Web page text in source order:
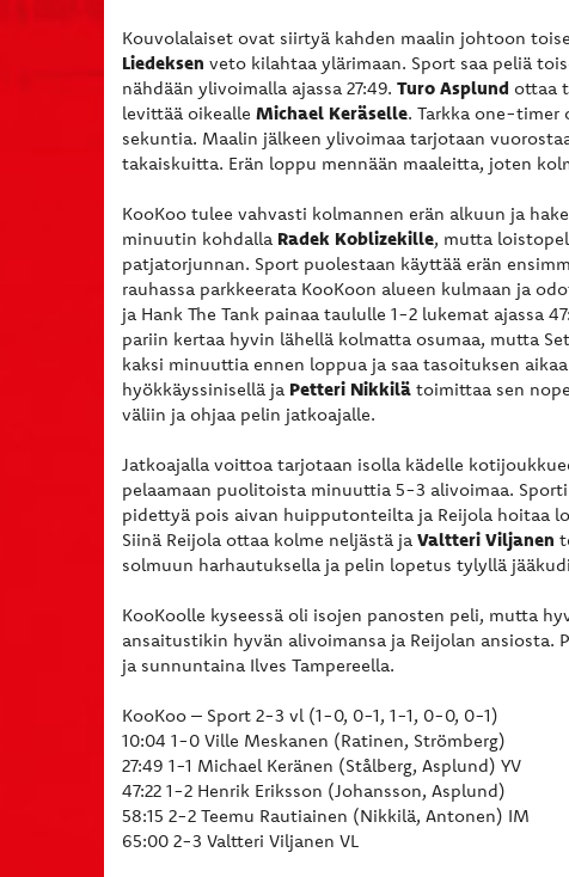
Kouvolalaiset ovat siirtyä kahden maalin johtoon
Liedeksen veto kilahtaa ylärimaan. Sport saa peliä
nähdään ylivoimalla ajassa 27:49. Turo Asplund ottaa
levittää oikealle Michael Keräselle. Tarkka one-timer
sekuntia. Maalin jälkeen ylivoimaa tarjotaan
takaiskuitta. Erän loppu mennään maaleitta, joten
KooKoo tulee vahvasti kolmannen erän alkuun ja
minuutin kohdalla Radek Koblizekille, mutta
patjatorjunnan. Sport puolestaan käyttää erän
rauhassa parkkeerata KooKoon alueen kulmaan ja
ja Hank The Tank painaa taululle 1-2 lukemat ajassa
pariin kertaa hyvin lähellä kolmatta osumaa, mutta
kaksi minuuttia ennen loppua ja saa tasoituksen
hyökkäyssinisellä ja Petteri Nikkilä toimittaa sen
väliin ja ohjaa pelin jatkoajalle.
Jatkoajalla voittoa tarjotaan isolla kädelle
pelaamaan puolitoista minuuttia 5-3 alivoimaa.
pidettyä pois aivan huipputonteilta ja Reijola hoitaa
Siinä Reijola ottaa kolme neljästä ja Valtteri Viljanen
solmuun harhautuksella ja pelin lopetus tylyllä
KooKoolle kyseessä oli isojen panosten peli, mutta
ansaitustikin hyvän alivoimansa ja Reijolan
ja sunnuntaina Ilves Tampereella.
KooKoo – Sport 2-3 vl (1-0, 0-1, 1-1, 0-0, 0-1)
10:04 1-0 Ville Meskanen (Ratinen, Strömberg)
27:49 1-1 Michael Keränen (Stålberg, Asplund) YV
47:22 1-2 Henrik Eriksson (Johansson, Asplund)
58:15 2-2 Teemu Rautiainen (Nikkilä, Antonen) IM
65:00 2-3 Valtteri Viljanen VL